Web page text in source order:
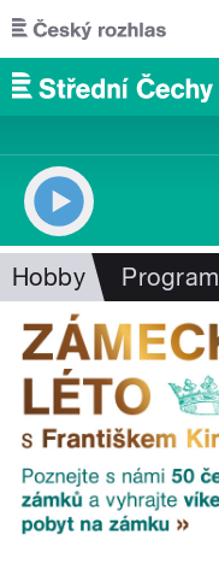
Přejít k hlavnímu obsahu
Hobby Program